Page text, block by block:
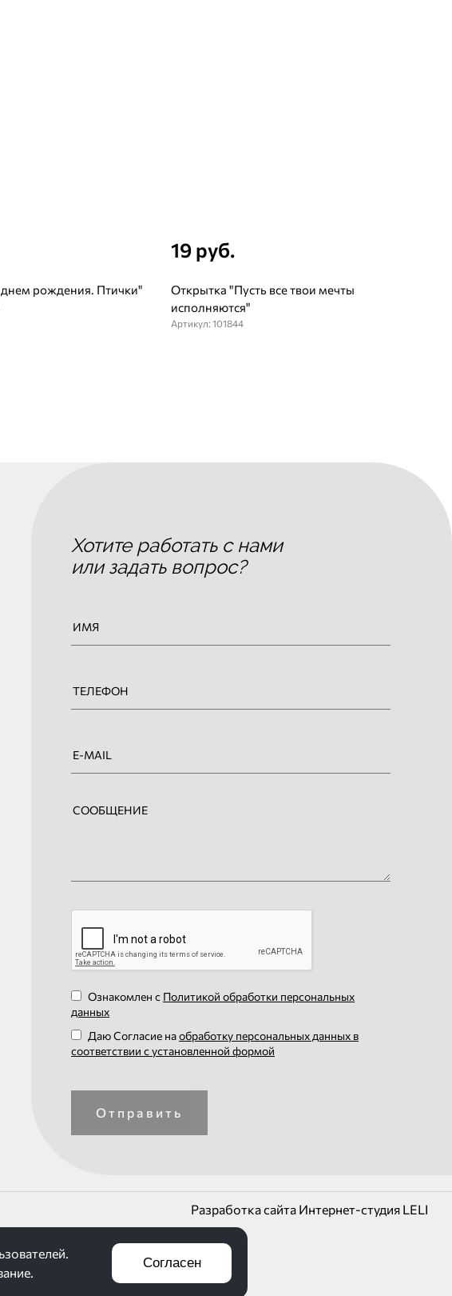
рождения. Птички"
19 руб.
Открытка "Пусть все твои мечты
исполняются"
Артикул: 101844
Хотите работать с нами
или задать вопрос?
Ознакомлен с Политикой обработки персональных
данных
Даю Согласие наобработку персональных данных в
соответствии с установленной формой
Отправить
Разработка сайта Интернет-студия LELI
Согласен